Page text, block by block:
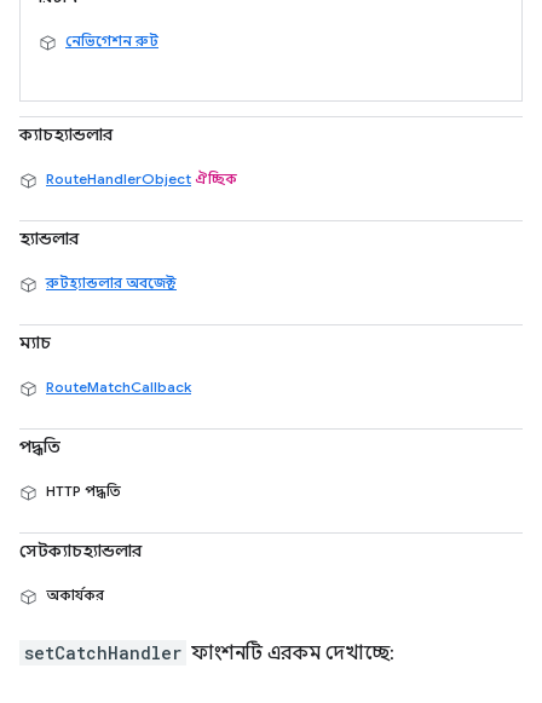
নেভিগেশন রুট
ক্যাচহ্যান্ডলার
RouteHandlerObject ঐচ্ছিক
হ্যান্ডলার
রুটহ্যান্ডলার অবজেক্ট
ম্যাচ
RouteMatchCallback
পদ্ধতি
HTTP পদ্ধতি
সেটক্যাচহ্যান্ডলার
অকার্যকর
setCatchHandler ফাংশনটি এরকম দেখাচ্ছে: